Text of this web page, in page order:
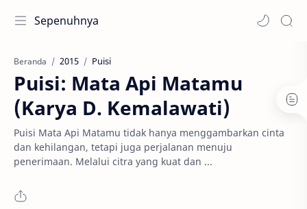
Sepenuhnya
Beranda 2015 Puisi
Puisi: Mata Api Matamu
(Karya D. Kemalawati)
Puisi Mata Api Matamu tidak hanya menggambarkan cinta
dan kehilangan, tetapi juga perjalanan menuju
penerimaan. Melalui citra yang kuat dan ...